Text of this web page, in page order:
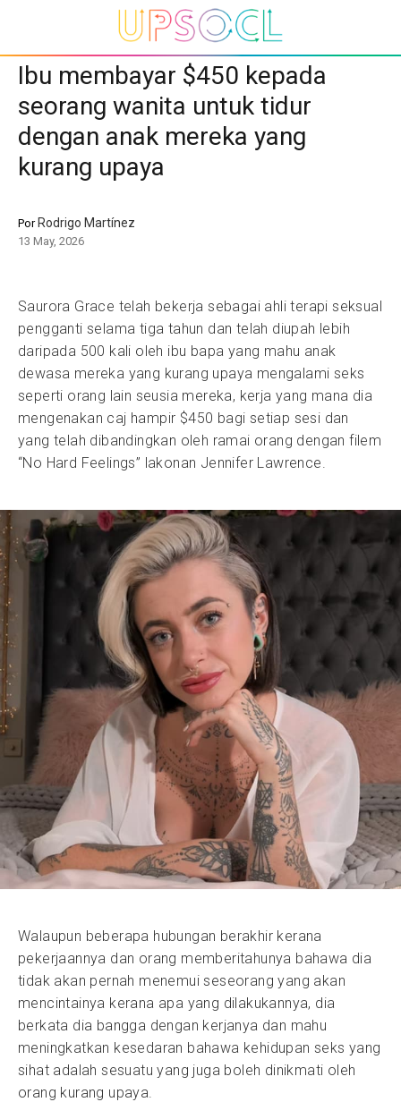
Ibu membayar $450 kepada
seorang wanita untuk tidur
dengan anak mereka yang
kurang upaya
Por Rodrigo Martínez
13 May, 2026
Saurora Grace telah bekerja sebagai ahli terapi seksual
pengganti selama tiga tahun dan telah diupah lebih
daripada 500 kali oleh ibu bapa yang mahu anak
dewasa mereka yang kurang upaya mengalami seks
seperti orang lain seusia mereka, kerja yang mana dia
mengenakan caj hampir $450 bagi setiap sesi dan
yang telah dibandingkan oleh ramai orang dengan filem
“No Hard Feelings” lakonan Jennifer Lawrence.
Walaupun beberapa hubungan berakhir kerana
pekerjaannya dan orang memberitahunya bahawa dia
tidak akan pernah menemui seseorang yang akan
mencintainya kerana apa yang dilakukannya, dia
berkata dia bangga dengan kerjanya dan mahu
meningkatkan kesedaran bahawa kehidupan seks yang
sihat adalah sesuatu yang juga boleh dinikmati oleh
orang kurang upaya.